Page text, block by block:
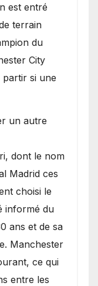
est entré
terrain
du
City
si une
un autre
dont le nom
Madrid ces
choisi le
informé du
ans et de sa
Manchester
ce qui
entre les